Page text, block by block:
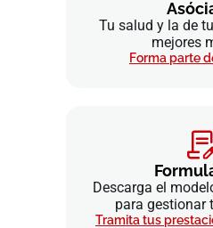
Tu salud y la de
mejores
Forma parte
Descarga el
para gestionar
Tramita tus